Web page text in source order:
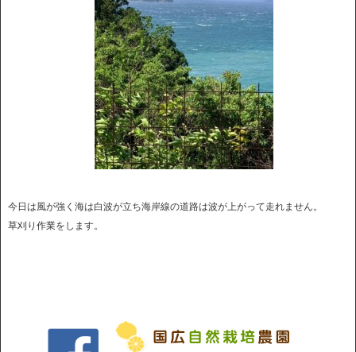
今日は風が強く海は白波が立ち海岸線の道路は波が上がって走れません。
草刈り作業をします。